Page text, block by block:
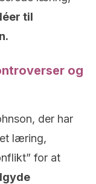
til
og
der har
læring,
for at